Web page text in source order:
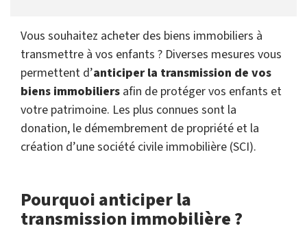
Vous souhaitez acheter des biens immobiliers à
transmettre à vos enfants ? Diverses mesures vous
permettent d’anticiper la transmission de vos
biens immobiliers afin de protéger vos enfants et
votre patrimoine. Les plus connues sont la
donation, le démembrement de propriété et la
création d’une société civile immobilière (SCI).
Pourquoi anticiper la
transmission immobilière ?